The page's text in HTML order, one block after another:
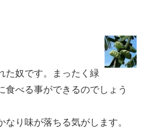
た奴です。まったく緑
食べる事ができるのでしょう
り味が落ちる気がします。